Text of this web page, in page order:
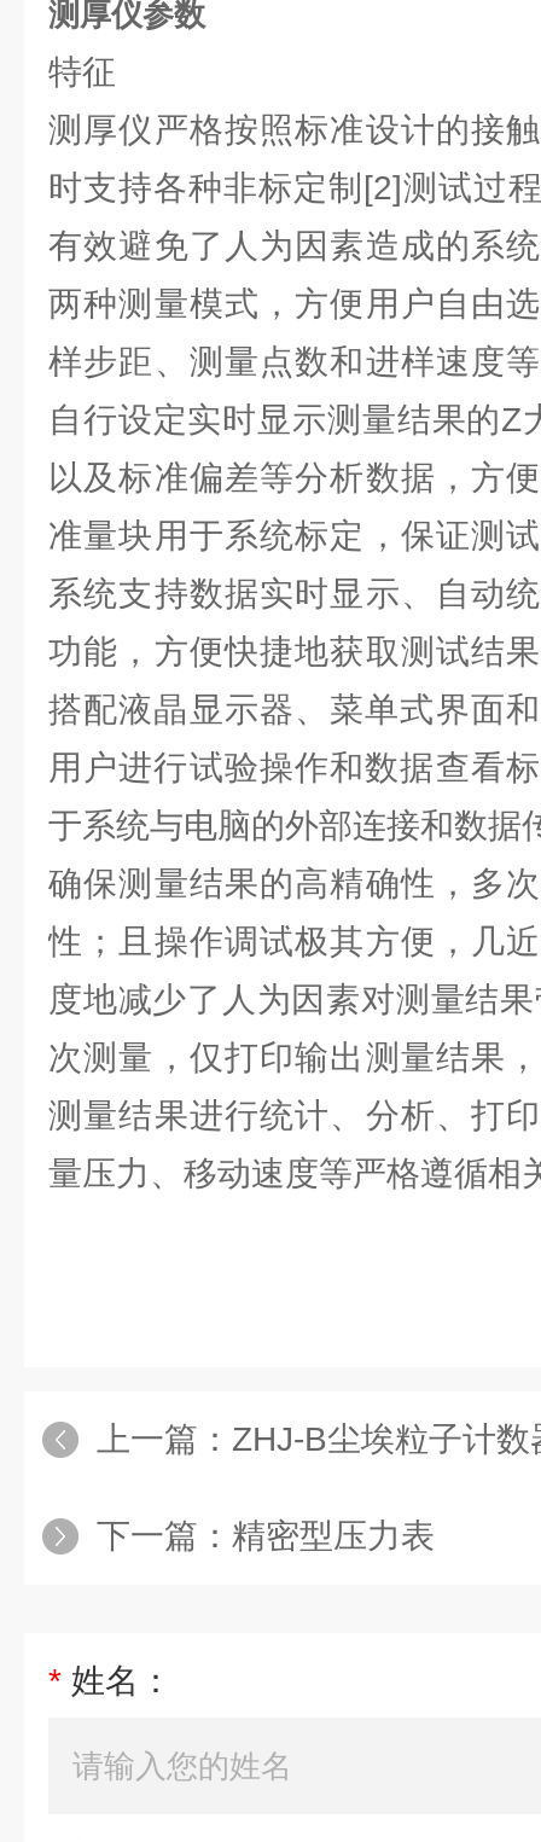
测厚仪参数
特征
测厚仪严格按照标准设计的接
时支持各种非标定制[2]测试过
有效避免了人为因素造成的系
两种测量模式，方便用户自由
样步距、测量点数和进样速度
自行设定实时显示测量结果的Z
以及标准偏差等分析数据，方
准量块用于系统标定，保证测
系统支持数据实时显示、自动
功能，方便快捷地获取测试结
搭配液晶显示器、菜单式界面
用户进行试验操作和数据查看
于系统与电脑的外部连接和数据
确保测量结果的高精确性，多
性；且操作调试极其方便，几
度地减少了人为因素对测量结
次测量，仅打印输出测量结果
测量结果进行统计、分析、打
量压力、移动速度等严格遵循相
上一篇： ZHJ-B尘埃粒子计数
下一篇： 精密型压力表
* 姓名：